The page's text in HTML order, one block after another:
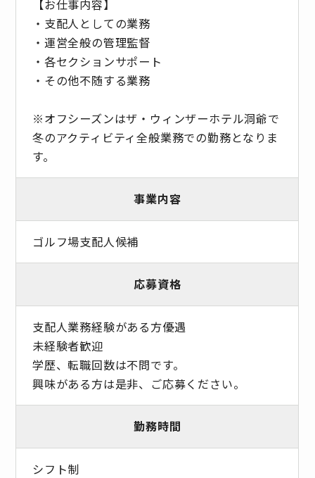
【お仕事内容】
・支配人としての業務
・運営全般の管理監督
・各セクションサポート
・その他不随する業務
※オフシーズンはザ・ウィンザーホテル洞爺で
冬のアクティビティ全般業務での勤務となりま
す。
事業内容
ゴルフ場支配人候補
応募資格
支配人業務経験がある方優遇
未経験者歓迎
学歴、転職回数は不問です。
興味がある方は是非、ご応募ください。
勤務時間
シフト制